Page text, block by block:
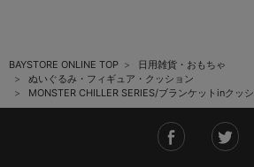
BAYSTORE ONLINE TOP
日用雑貨・おもちゃ
ぬいぐるみ・フィギュア・クッション
MONSTER CHILLER SERIES/ブランケットinクッ